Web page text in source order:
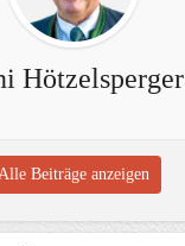
Hötzelsperger
Beiträge anzeigen